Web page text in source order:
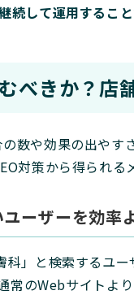
続して運用するこ
べきか？店
数や効果の出や
対策から得られる
ーザーを効率
科」と検索するユ
のWebサイトよ